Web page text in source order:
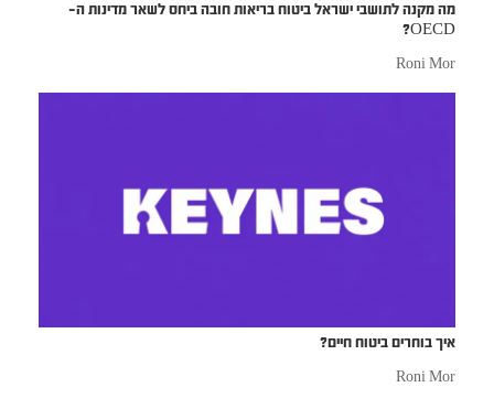
מה מקנה לתושבי ישראל ביטוח בריאות חובה ביחס לשאר מדינות ה-
OECD?
Roni Mor
איך בוחרים ביטוח חיים?
Roni Mor